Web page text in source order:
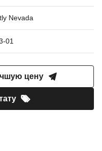
Nevada
01
цену